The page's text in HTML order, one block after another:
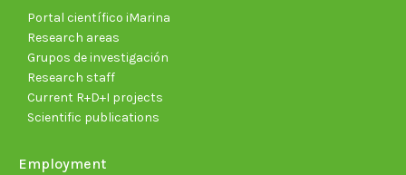
Portal científico iMarina
Research areas
Grupos de investigación
Research staff
Current R+D+I projects
Scientific publications
Employment